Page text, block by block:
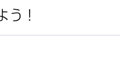
う！